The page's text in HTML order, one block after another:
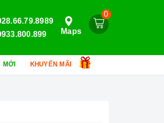
0
Maps
MỚI KHUYẾN MÃI